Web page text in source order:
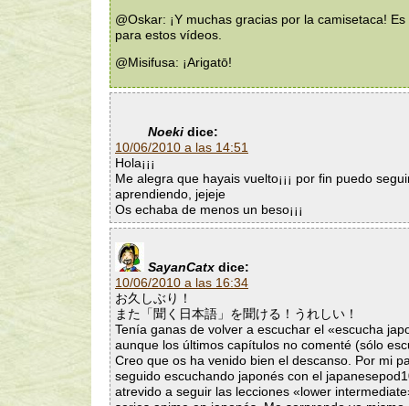
@Oskar: ¡Y muchas gracias por la camisetaca!
para estos vídeos.
@Misifusa: ¡Arigatō!
Noeki dice:
10/06/2010 a las 14:51
Hola¡¡¡
Me alegra que hayais vuelto¡¡¡ por fin puedo
aprendiendo, jejeje
Os echaba de menos un beso¡¡¡
SayanCatx dice:
10/06/2010 a las 16:34
お久しぶり！
また「聞く日本語」を聞ける！うれしい！
Tenía ganas de volver a escuchar el «escucha
aunque los últimos capítulos no comenté (sólo
Creo que os ha venido bien el descanso. Por mi
seguido escuchando japonés con el
atrevido a seguir las lecciones «lower